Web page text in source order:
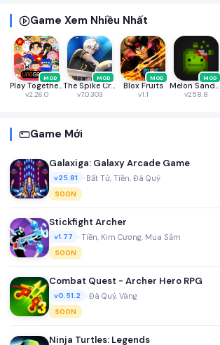
Game Xem Nhiều Nhất
MOD
Play Together VNG
v2.26.0
MOD
The Spike Cross - Volleyball
v7.0.303
MOD
Blox Fruits
v1.1
MOD
Melon Sandbox
v258.8
Game Mới
Galaxiga: Galaxy Arcade Game
v25.81 Bất Tử, Tiền, Đá Quý
SOON
Stickfight Archer
v1.77 Tiền, Kim Cương, Mua Sắm
SOON
Combat Quest - Archer Hero RPG
v0.51.2 Đá Quý, Vàng
SOON
Ninja Turtles: Legends